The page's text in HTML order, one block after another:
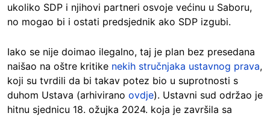
ukoliko SDP i njihovi partneri osvoje većinu u Saboru,
no mogao bi i ostati predsjednik ako SDP izgubi.
Iako se nije doimao ilegalno, taj je plan bez presedana
naišao na oštre kritike nekih stručnjaka ustavnog prava,
koji su tvrdili da bi takav potez bio u suprotnosti s
duhom Ustava (arhivirano ovdje). Ustavni sud održao je
hitnu sjednicu 18. ožujka 2024. koja je završila sa